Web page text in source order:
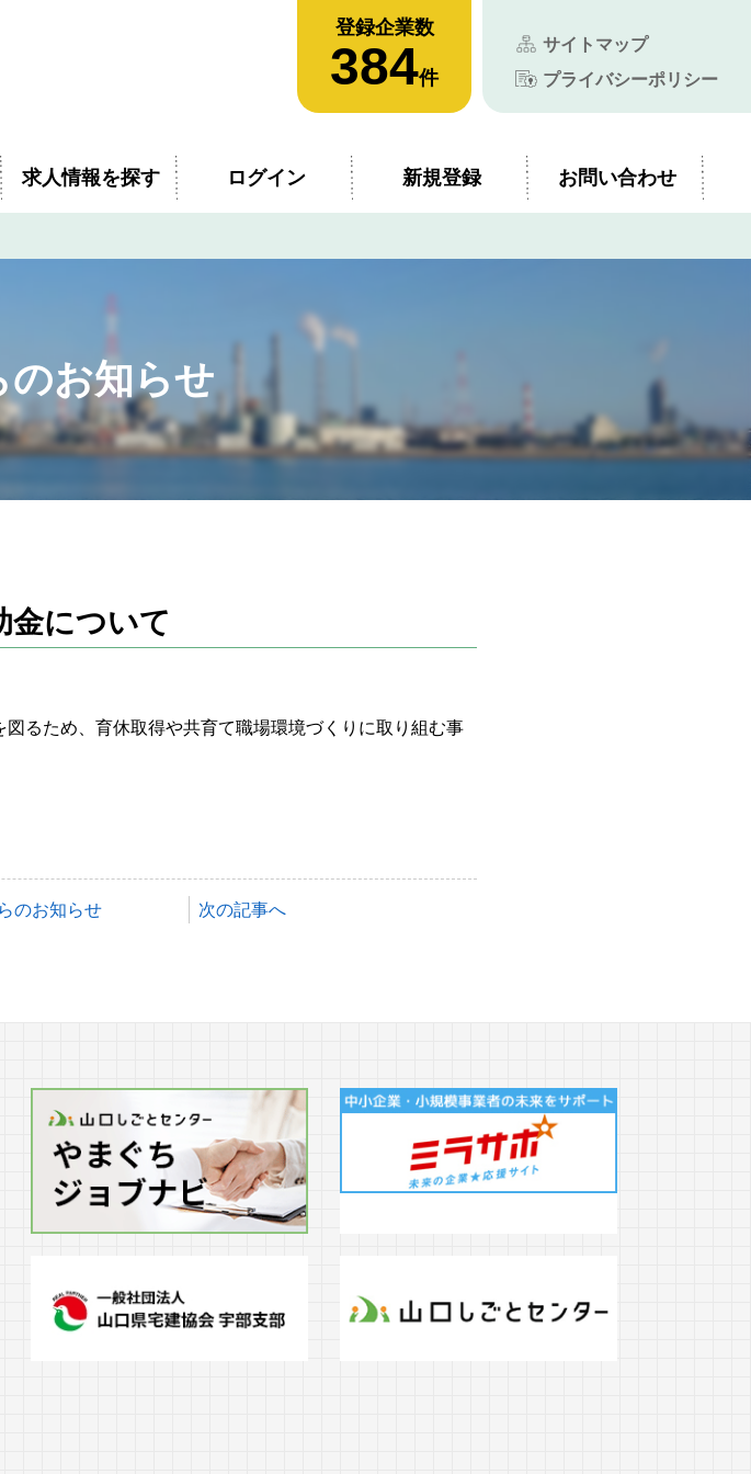
登録企業数
384件
サイトマップ
プライバシーポリシー
求人情報を探す ログイン 新規登録 お問い合わせ
のお知らせ
金について
るため、育休取得や共育て職場環境づくりに取り組む事
のお知らせ 次の記事へ